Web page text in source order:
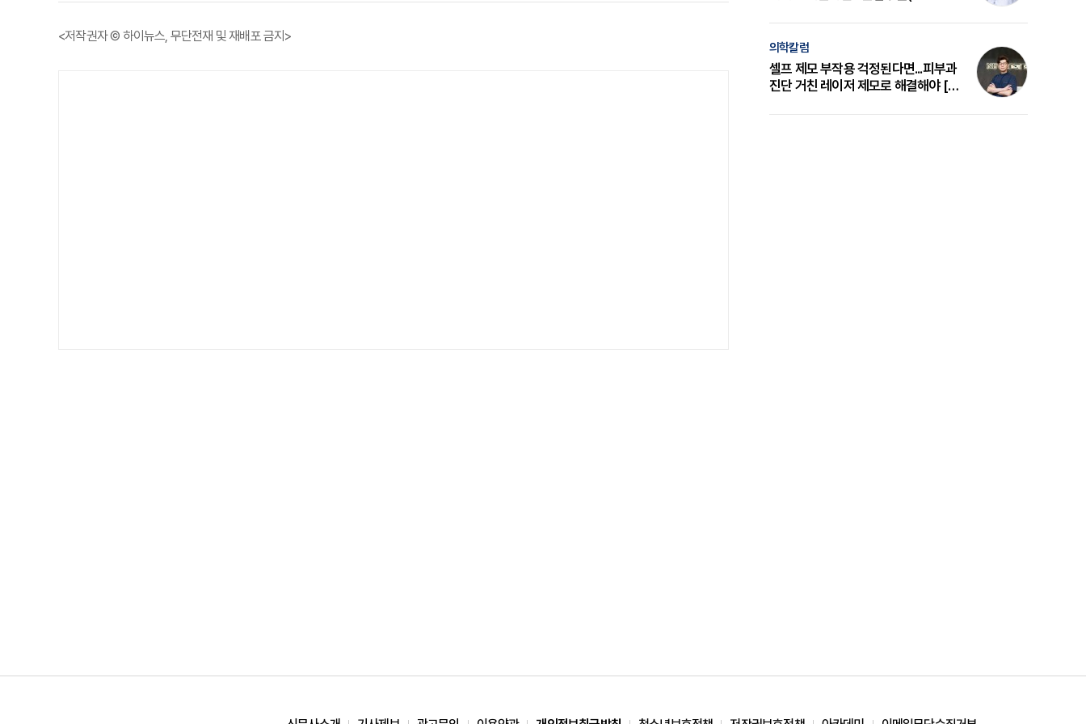
<저작권자 © 하이뉴스, 무단전재 및 재배포 금지>
의학칼럼
셀프 제모 부작용 걱정된다면...피부과
진단 거친 레이저 제모로 해결해야 [변